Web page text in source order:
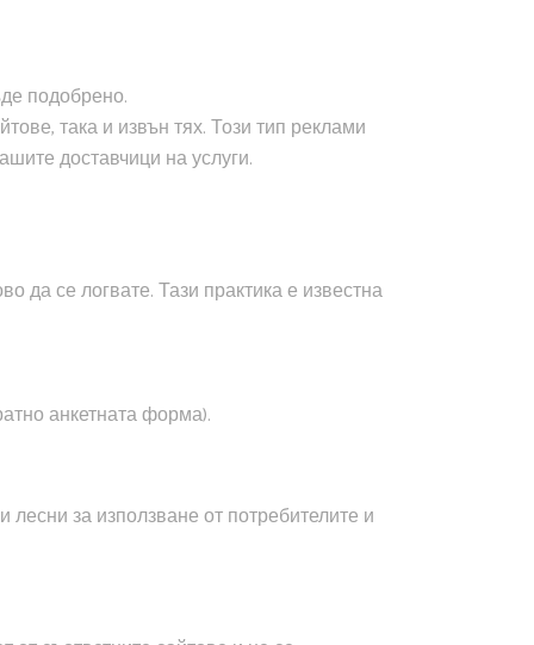
подобрено.
така и извън тях. Този тип реклами
доставчици на услуги.
да се логвате. Тази практика е известна
анкетната форма).
за използване от потребителите и